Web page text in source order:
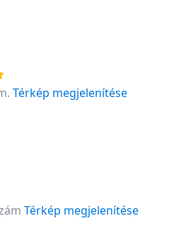
Térkép megjelenítése
Térkép megjelenítése